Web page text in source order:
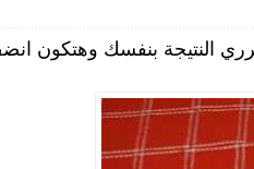
النتيجة بنفسك وهتكون